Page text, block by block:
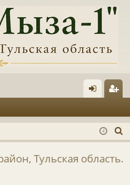
д ис
тр
ац
о
Тульская область.